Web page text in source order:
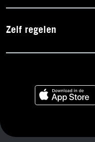
Zelf regelen